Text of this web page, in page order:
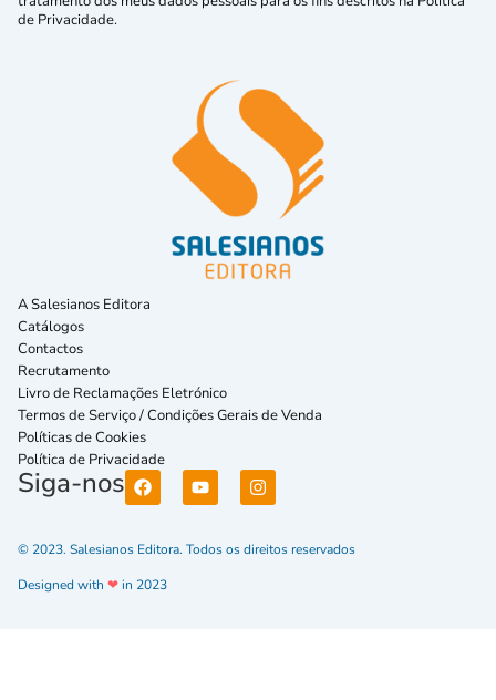
de Privacidade.
A Salesianos Editora
Catálogos
Contactos
Recrutamento
Livro de Reclamações Eletrónico
Termos de Serviço / Condições Gerais de Venda
Políticas de Cookies
Política de Privacidade
Siga-nos
© 2023. Salesianos Editora. Todos os direitos reservados
Designed with ❤in 2023